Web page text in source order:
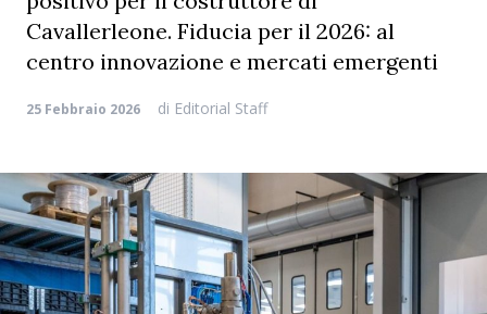
Cavallerleone. Fiducia per il 2026: al
centro innovazione e mercati emergenti
25 Febbraio 2026 di Editorial Staff